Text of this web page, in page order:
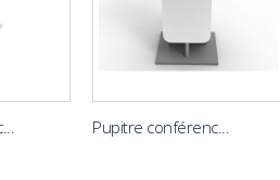
Pupitre conférenc...